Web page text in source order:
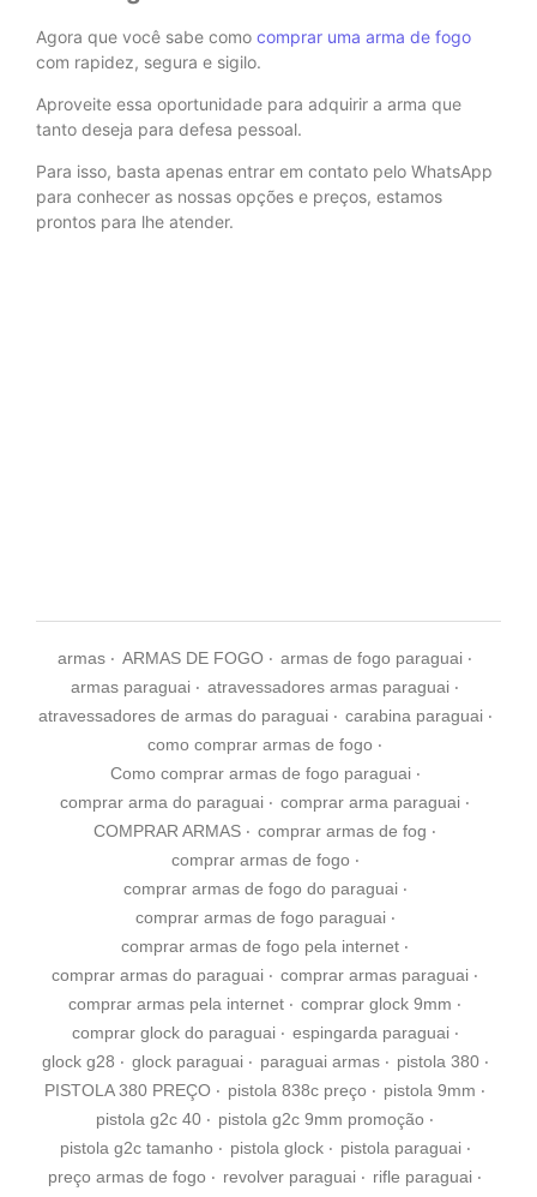
Agora que você sabe como comprar uma arma de fogo
com rapidez, segura e sigilo.
Aproveite essa oportunidade para adquirir a arma que
tanto deseja para defesa pessoal.
Para isso, basta apenas entrar em contato pelo WhatsApp
para conhecer as nossas opções e preços, estamos
prontos para lhe atender.
armas ‧ ARMAS DE FOGO ‧ armas de fogo paraguai ‧
armas paraguai ‧ atravessadores armas paraguai ‧
atravessadores de armas do paraguai‧ carabina paraguai‧
como comprar armas de fogo ‧
Como comprar armas de fogo paraguai‧
comprar arma do paraguai ‧ comprar arma paraguai ‧
COMPRAR ARMAS ‧ comprar armas de fog ‧
comprar armas de fogo ‧
comprar armas de fogo do paraguai‧
comprar armas de fogo paraguai‧
comprar armas de fogo pela internet ‧
comprar armas do paraguai ‧ comprar armas paraguai ‧
comprar armas pela internet ‧ comprar glock 9mm ‧
comprar glock do paraguai‧ espingarda paraguai‧
glock g28 ‧ glock paraguai‧ paraguai armas‧ pistola 380‧
PISTOLA 380 PREÇO ‧ pistola 838c preço ‧ pistola 9mm ‧
pistola g2c 40 ‧ pistola g2c 9mm promoção ‧
pistola g2c tamanho ‧ pistola glock‧ pistola paraguai‧
preço armas de fogo ‧ revolver paraguai ‧ rifle paraguai ‧